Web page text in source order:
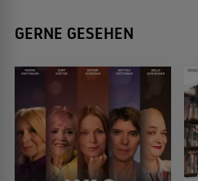
GERNE GESEHEN